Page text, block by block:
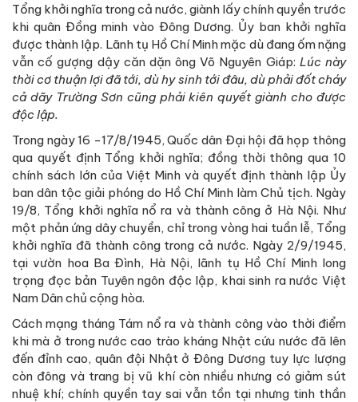
Tổng khởi nghĩa trong cả nước, giành lấy chính quyền trước
khi quân Đồng minh vào Đông Dương. Ủy ban khởi nghĩa
được thành lập. Lãnh tụ Hồ Chí Minh mặc dù đang ốm nặng
vẫn cố gượng dậy căn dặn ông Võ Nguyên Giáp: Lúc này
thời cơ thuận lợi đã tới, dù hy sinh tới đâu, dù phải đốt cháy
cả dãy Trường Sơn cũng phải kiên quyết giành cho được
độc lập.
Trong ngày 16 -17/8/1945, Quốc dân Đại hội đã họp thông
qua quyết định Tổng khởi nghĩa; đồng thời thông qua 10
chính sách lớn của Việt Minh và quyết định thành lập Ủy
ban dân tộc giải phóng do Hồ Chí Minh làm Chủ tịch. Ngày
19/8, Tổng khởi nghĩa nổ ra và thành công ở Hà Nội. Như
một phản ứng dây chuyền, chỉ trong vòng hai tuần lễ, Tổng
khởi nghĩa đã thành công trong cả nước. Ngày 2/9/1945,
tại vườn hoa Ba Đình, Hà Nội, lãnh tụ Hồ Chí Minh long
trọng đọc bản Tuyên ngôn độc lập, khai sinh ra nước Việt
Nam Dân chủ cộng hòa.
Cách mạng tháng Tám nổ ra và thành công vào thời điểm
khi mà ở trong nước cao trào kháng Nhật cứu nước đã lên
đến đỉnh cao, quân đội Nhật ở Đông Dương tuy lực lượng
còn đông và trang bị vũ khí còn nhiều nhưng có giảm sút
nhuệ khí; chính quyền tay sai vẫn tồn tại nhưng tinh thần